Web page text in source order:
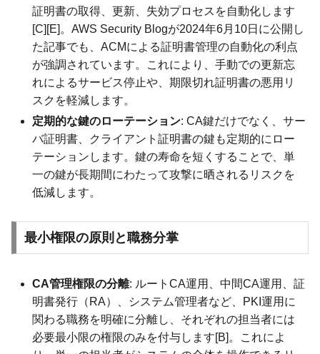
証明書の取得、更新、失効プロセスを自動化します
[C][E]。AWS Security Blogが2024年6月10日に公開し
た記事でも、ACMによる証明書管理の自動化の利点
が強調されています。これにより、手動での更新忘
れによるサービス停止や、期限切れ証明書の悪用リ
スクを軽減します。
定期的な鍵のローテーション: CA鍵だけでなく、サー
バ証明書、クライアント証明書の鍵も定期的にロー
テーションします。鍵の寿命を短くすることで、単
一の鍵が長期間にわたって攻撃に晒されるリスクを
低減します。
最小権限の原則と職務分掌
CA管理権限の分離: ルートCA運用、中間CA運用、証
明書発行（RA）、システム管理者など、PKI運用に
関わる職務を明確に分離し、それぞれの担当者には
必要最小限の権限のみを付与します[B]。これによ